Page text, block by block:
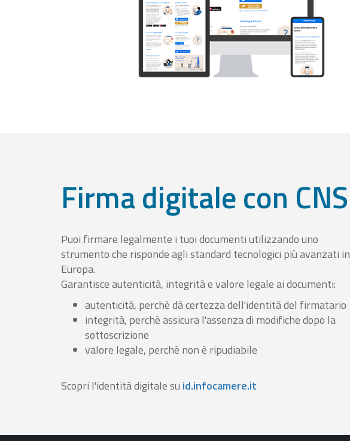
Firma digitale con CNS
Puoi firmare legalmente i tuoi documenti utilizzando uno
strumento che risponde agli standard tecnologici più avanzati in
Europa.
Garantisce autenticità, integrità e valore legale ai documenti:
autenticità, perchè dà certezza dell'identità del firmatario
integrità, perchè assicura l'assenza di modifiche dopo la
sottoscrizione
valore legale, perchè non è ripudiabile
Scopri l'identità digitale su id.infocamere.it